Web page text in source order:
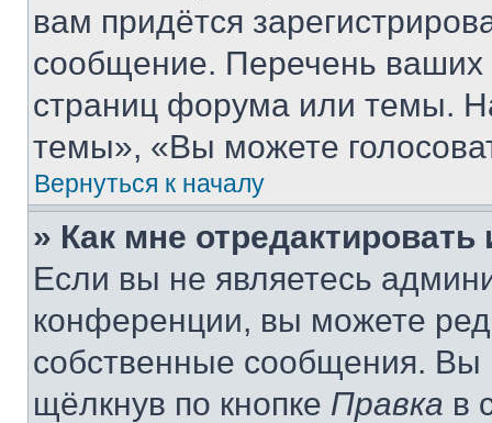
вам придётся
сообщение. Перечень ваших
страниц форума или темы.
темы», «Вы можете
Вернуться к началу
» Как мне
Если вы не являетесь
конференции, вы можете
собственные сообщения. Вы
щёлкнув по кнопке Правка в